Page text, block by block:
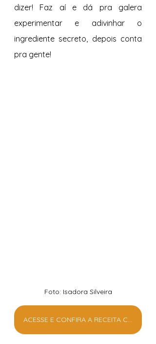
dizer! Faz aí e dá pra galera
experimentar e adivinhar o
ingrediente secreto, depois conta
pra gente!
Foto: Isadora Silveira
ACESSE E CONFIRA A RECEITA COMPLETA